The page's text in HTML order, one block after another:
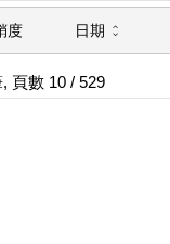
度 日期
, 頁數 10 / 529